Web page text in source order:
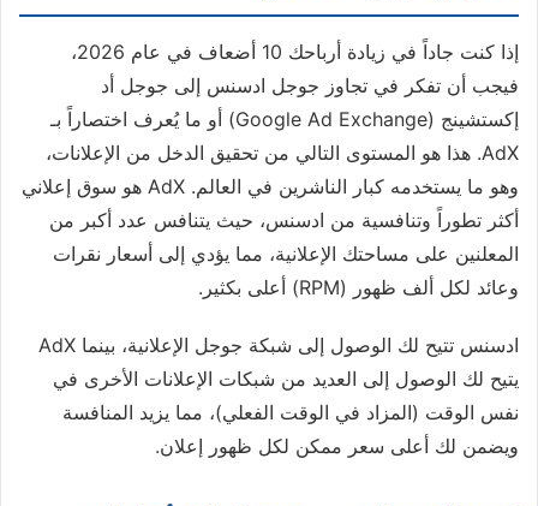
إذا كنت جاداً في زيادة أرباحك 10 أضعاف في عام 2026،
فيجب أن تفكر في تجاوز جوجل ادسنس إلى جوجل أد
إكستشينج (Google Ad Exchange) أو ما يُعرف اختصاراً بـ
AdX. هذا هو المستوى التالي من تحقيق الدخل من الإعلانات،
وهو ما يستخدمه كبار الناشرين في العالم. AdX هو سوق إعلاني
أكثر تطوراً وتنافسية من ادسنس، حيث يتنافس عدد أكبر من
المعلنين على مساحتك الإعلانية، مما يؤدي إلى أسعار نقرات
وعائد لكل ألف ظهور (RPM) أعلى بكثير.
ادسنس تتيح لك الوصول إلى شبكة جوجل الإعلانية، بينما AdX
يتيح لك الوصول إلى العديد من شبكات الإعلانات الأخرى في
نفس الوقت (المزاد في الوقت الفعلي)، مما يزيد المنافسة
ويضمن لك أعلى سعر ممكن لكل ظهور إعلان.